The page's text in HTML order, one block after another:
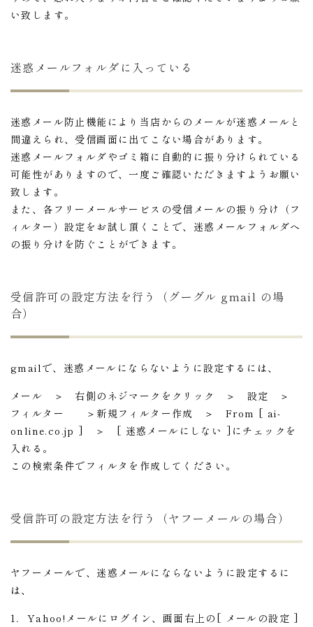
？
フト5選
失敗し
い致します。
迷惑メールフォルダに入っている
迷惑メール防止機能により当店からのメールが迷惑メールと
間違えられ、受信画面に出てこない場合があります。
迷惑メールフォルダやゴミ箱に自動的に振り分けられている
可能性がありますので、一度ご確認いただきますようお願い
致します。
また、各フリーメールサービスの受信メールの振り分け（フ
ィルター）設定をお試し頂くことで、迷惑メールフォルダへ
の振り分けを防ぐことができます。
受信許可の設定方法を行う（グーグル gmail の場
合）
gmailで、迷惑メールにならないように設定するには、
メール ＞ 右側のネジマークをクリック ＞ 設定 ＞
フィルター ＞新規フィルター作成 ＞ From [ ai-
online.co.jp ] ＞ [ 迷惑メールにしない ]にチェックを
入れる。
この検索条件でフィルタを作成してください。
受信許可の設定方法を行う（ヤフーメールの場合）
ヤフーメールで、迷惑メールにならないように設定するに
は、
1．Yahoo!メールにログイン、画面右上の[ メールの設定 ]